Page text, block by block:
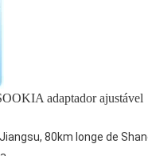
adaptador ajustável
80km longe de